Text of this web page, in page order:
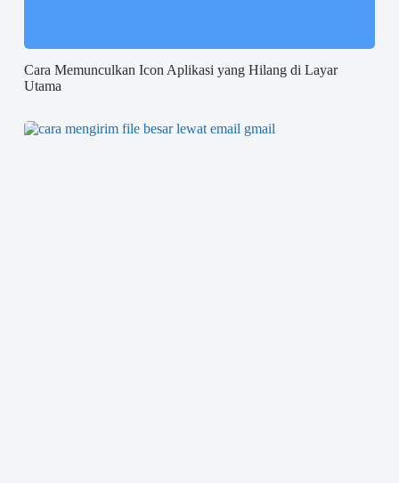
Cara Memunculkan Icon Aplikasi yang Hilang di Layar
Utama